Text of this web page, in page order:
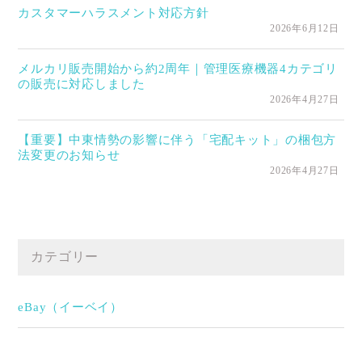
カスタマーハラスメント対応方針
2026年6月12日
メルカリ販売開始から約2周年｜管理医療機器4カテゴリ
の販売に対応しました
2026年4月27日
【重要】中東情勢の影響に伴う「宅配キット」の梱包方
法変更のお知らせ
2026年4月27日
カテゴリー
eBay（イーベイ）